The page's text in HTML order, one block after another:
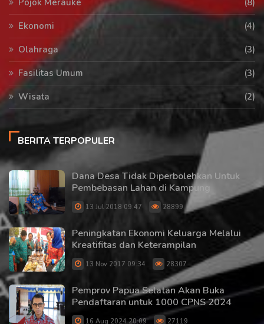
Pojok Merauke
(8)
Ekonomi
(4)
Olahraga
(3)
Fasilitas Umum
(3)
Wisata
(2)
BERITA TERPOPULER
Dana Desa Tidak Diperbolehkan Untuk
Pembebasan Lahan di Kampung
13 Jul 2018 09:47 28899
Peningkatan Ekonomi Keluarga Melalui
Kreatifitas dan Keterampilan
13 Nov 2017 09:34 28307
Pemprov Papua Selatan Akan Buka
Pendaftaran untuk 1000 CPNS 2024
16 Aug 2024 20:09 27119